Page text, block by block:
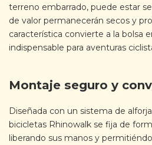
terreno embarrado, puede estar
de valor permanecerán secos y
característica convierte a la bolsa
indispensable para aventuras
Montaje seguro y
Diseñada con un sistema de
bicicletas Rhinowalk se fija de
liberando sus manos y